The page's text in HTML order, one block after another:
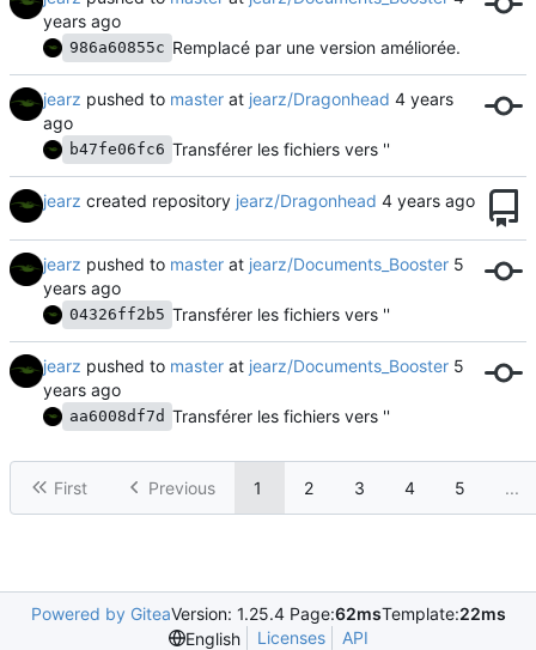
986a60855c Remplacé par une version améliorée.
jearz pushed to master at jearz/Dragonhead
b47fe06fc6 Transférer les fichiers vers ''
jearz created repository jearz/Dragonhead
jearz pushed to master at jearz/Documents_Booster
04326ff2b5 Transférer les fichiers vers ''
jearz pushed to master at jearz/Documents_Booster
aa6008df7d Transférer les fichiers vers ''
First Previous 1 2 3 4 5 ...
Powered by GiteaVersion: 1.25.4 Page:62msTemplate:22ms
English
Licenses API